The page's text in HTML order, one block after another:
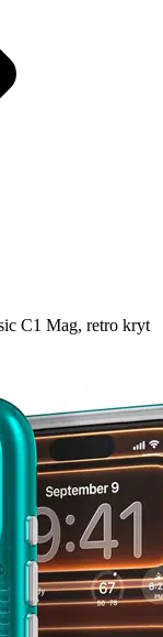
C1 Mag, retro kryt